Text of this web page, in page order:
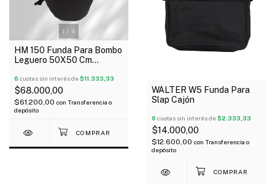
1 / 4
HM 150 Funda Para Bombo
Leguero 50X50 Cm
6 cuotas sin interés de$11.333,33
$68.000,00
$61.200,00 con Transferencia o
depósito
WALTER W5 Funda Para
Slap Cajón
6 cuotas sin interés de$2.333,33
$14.000,00
$12.600,00 con Transferencia o
depósito